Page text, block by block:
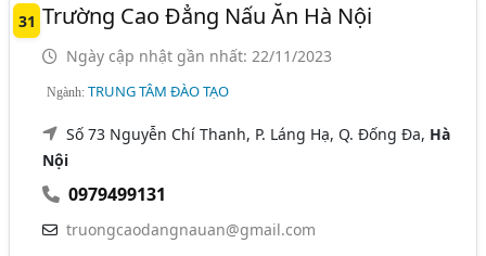
31 Trường Cao Đẳng Nấu Ăn Hà Nội
Ngày cập nhật gần nhất: 22/11/2023
Ngành:TRUNG TÂM ĐÀO TẠO
Số 73 Nguyễn Chí Thanh, P. Láng Hạ, Q. Đống Đa, Hà
Nội
0979499131
truongcaodangnauan@gmail.com